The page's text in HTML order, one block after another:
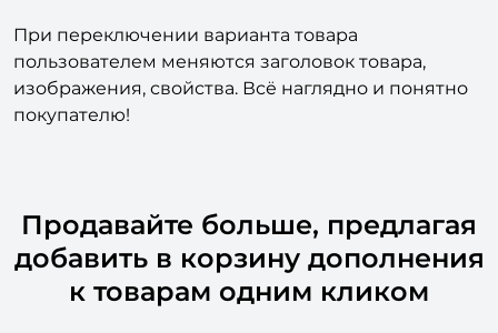
При переключении варианта товара
пользователем меняются заголовок товара,
изображения, свойства. Всё наглядно и понятно
покупателю!
Продавайте больше, предлагая
добавить в корзину дополнения
к товарам одним кликом